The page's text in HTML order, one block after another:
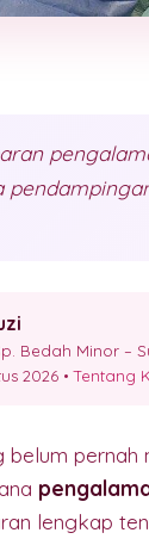
Bedah Minor –
2026 •Tentang
pernah
lengkap